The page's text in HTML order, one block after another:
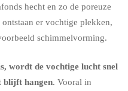
hecht en zo de poreuze
er vochtige plekken,
schimmelvorming.
wordt de vochtige lucht snel
blijft hangen. Vooral in